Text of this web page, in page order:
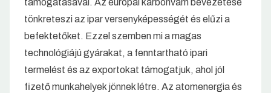
támogatásával. Az európai karbonvám bevezetése
tönkreteszi az ipar versenyképességét és elűzi a
befektetőket. Ezzel szemben mi a magas
technológiájú gyárakat, a fenntartható ipari
termelést és az exportokat támogatjuk, ahol jól
fizető munkahelyek jönnek létre. Az atomenergia és